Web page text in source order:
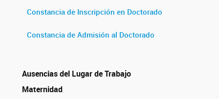
Constancia de Inscripción en Doctorado
Constancia de Admisión al Doctorado
Ausencias del Lugar de Trabajo
Maternidad